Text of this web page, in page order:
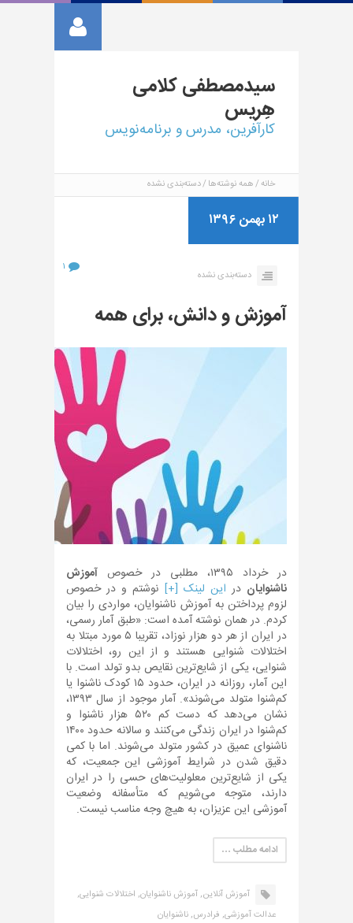
سیدمصطفیکلامی
هِریس
کارآفرین، مدرس و برنامه‌نویس
خانه همه نوشته‌ها دسته‌بندی نشده
۱۲ بهمن ۱۳۹۶
دسته‌بندی نشده
۱
آموزش و دانش، برای همه
در خرداد ۱۳۹۵، مطلبی در خصوص
آموزش
ناشنوایان در این لینک [+] نوشتم و در خصوص
لزوم پرداختن به آموزش ناشنوایان، مواردی را بیان
کردم. در همان نوشته آمده است: «طبق آمار رسمی،
در ایران از هر دو هزار نوزاد، تقریبا ۵ مورد مبتلا به
اختلالات شنوایی هستند و از این رو، اختلالات
شنوایی، یکی از شایع‌ترین نقایص بدو تولد است. با
این آمار، روزانه در ایران، حدود ۱۵ کودک ناشنوا یا
کم‌شنوا متولد می‌شوند». آمار موجود از سال ۱۳۹۳،
نشان می‌دهد که دست کم ۵۲۰ هزار ناشنوا و
کم‌شنوا در ایران زندگی می‌کنند و سالانه حدود ۱۴۰۰
ناشنوای عمیق در کشور متولد می‌شوند. اما با کمی
دقیق شدن در شرایط آموزشی این جمعیت، که
یکی از شایع‌ترین معلولیت‌های حسی را در ایران
دارند، متوجه می‌شویم که متأسفانه وضعیت
آموزشی این عزیزان، به هیچ وجه مناسب نیست.
ادامه مطلب …
آموزش آنلاین,آموزش ناشنوایان, اختلالات شنوایی,
عدالت آموزشی, فرادرس,ناشنوایان